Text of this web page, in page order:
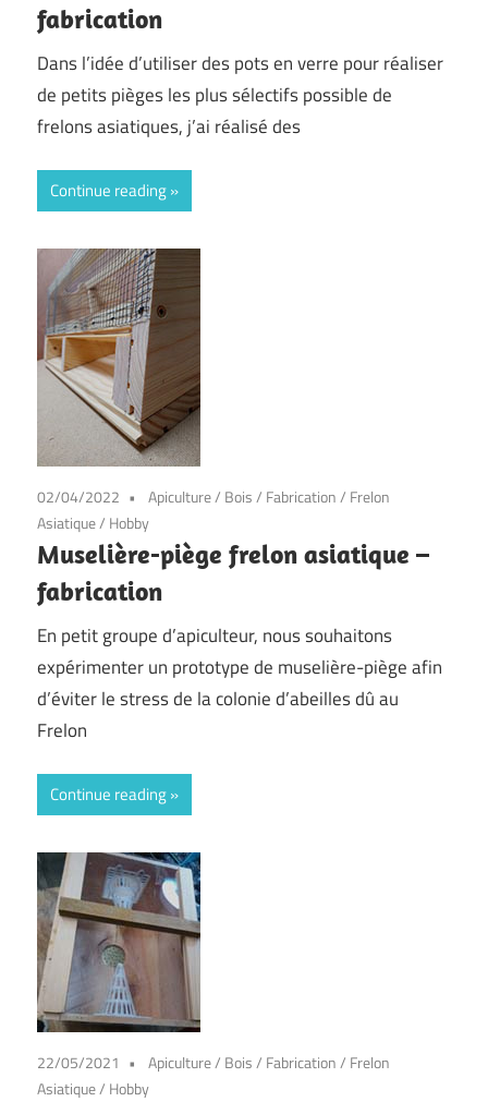
fabrication
Dans l’idée d’utiliser des pots en verre pour réaliser
de petits pièges les plus sélectifs possible de
frelons asiatiques, j’ai réalisé des
Continue reading
02/04/2022 Apiculture/ Bois/ Fabrication/ Frelon
Asiatique/ Hobby
Muselière-piège frelon asiatique –
fabrication
En petit groupe d’apiculteur, nous souhaitons
expérimenter un prototype de muselière-piège afin
d’éviter le stress de la colonie d’abeilles dû au
Frelon
Continue reading
22/05/2021 Apiculture/ Bois/ Fabrication/ Frelon
Asiatique/ Hobby